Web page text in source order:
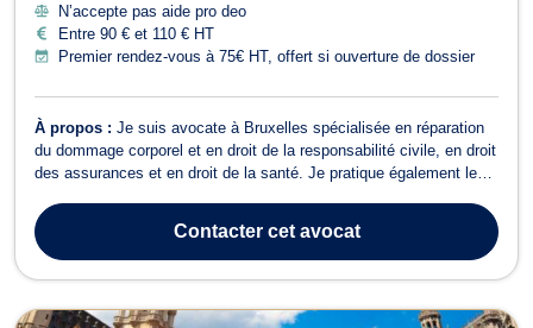
N’accepte pas aide pro deo
Entre 90 € et 110 € HT
Premier rendez-vous à 75€ HT, offert si ouverture de dossier
À propos : Je suis avocate à Bruxelles spécialisée en réparation
du dommage corporel et en droit de la responsabilité civile, en droit
des assurances et en droit de la santé. Je pratique également le
tant que prévenu(e) ou partie civile. Je suis une personne à
l'écout...
Contactercet avocat